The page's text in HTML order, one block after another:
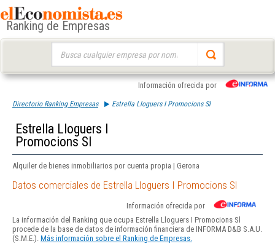
Ranking de Empresas
Información ofrecida por
Directorio Ranking Empresas Estrella Lloguers I Promocions Sl
Estrella Lloguers I
Promocions Sl
Alquiler de bienes inmobiliarios por cuenta propia | Gerona
Datos comerciales de Estrella Lloguers I Promocions Sl
Información ofrecida por
La información del Ranking que ocupa Estrella Lloguers I Promocions Sl
procede de la base de datos de información financiera de INFORMA D&B S.A.U.
(S.M.E.). Más información sobre el Ranking de Empresas.